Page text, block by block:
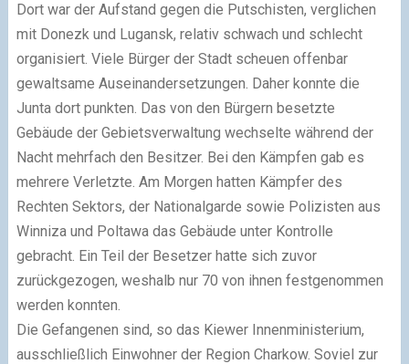
Dort war der Aufstand gegen die Putschisten, verglichen
mit Donezk und Lugansk, relativ schwach und schlecht
organisiert. Viele Bürger der Stadt scheuen offenbar
gewaltsame Auseinandersetzungen. Daher konnte die
Junta dort punkten. Das von den Bürgern besetzte
Gebäude der Gebietsverwaltung wechselte während der
Nacht mehrfach den Besitzer. Bei den Kämpfen gab es
mehrere Verletzte. Am Morgen hatten Kämpfer des
Rechten Sektors, der Nationalgarde sowie Polizisten aus
Winniza und Poltawa das Gebäude unter Kontrolle
gebracht. Ein Teil der Besetzer hatte sich zuvor
zurückgezogen, weshalb nur 70 von ihnen festgenommen
werden konnten.
Die Gefangenen sind, so das Kiewer Innenministerium,
ausschließlich Einwohner der Region Charkow. Soviel zur